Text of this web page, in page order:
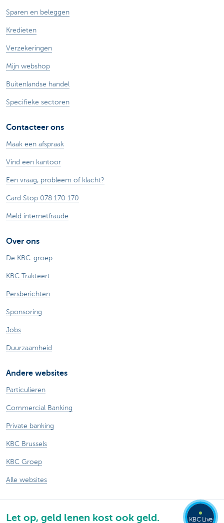
Sparen en beleggen
Kredieten
Verzekeringen
Mijn webshop
Buitenlandse handel
Specifieke sectoren
Contacteer ons
Maak een afspraak
Vind een kantoor
Een vraag, probleem of klacht?
Card Stop 078 170 170
Meld internetfraude
Over ons
De KBC-groep
KBC Trakteert
Persberichten
Sponsoring
Jobs
Duurzaamheid
Andere websites
Particulieren
Commercial Banking
Private banking
KBC Brussels
KBC Groep
Alle websites
Let op, geld lenen kost ook geld. KBC Live